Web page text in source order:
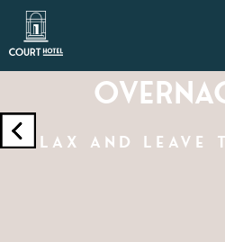
Relax and leave